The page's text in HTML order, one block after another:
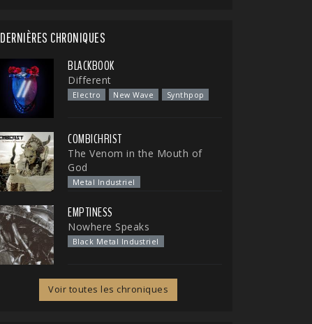
DERNIÈRES CHRONIQUES
BLACKBOOK
Different
Electro New Wave Synthpop
COMBICHRIST
The Venom in the Mouth of
God
Metal Industriel
EMPTINESS
Nowhere Speaks
Black Metal Industriel
Voir toutes les chroniques